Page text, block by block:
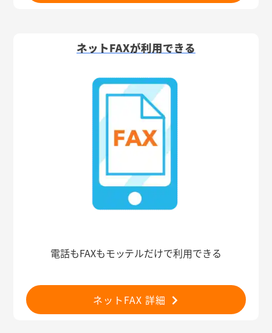
ネットFAXが利用できる
電話もFAXもモッテルだけで利用できる
ネットFAX 詳細